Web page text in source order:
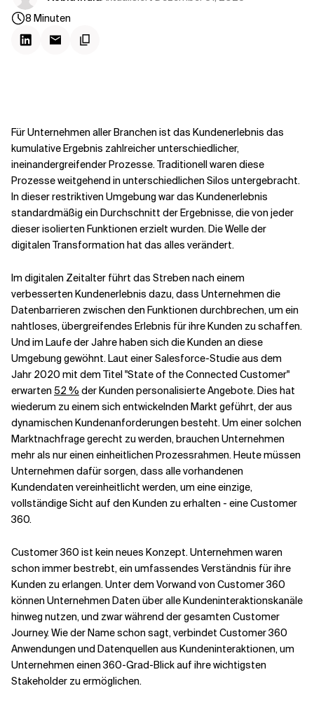
Verwandte Themen
8 Minuten
Für Unternehmen aller Branchen ist das Kundenerlebnis das
kumulative Ergebnis zahlreicher unterschiedlicher,
ineinandergreifender Prozesse. Traditionell waren diese
Prozesse weitgehend in unterschiedlichen Silos untergebracht.
In dieser restriktiven Umgebung war das Kundenerlebnis
standardmäßig ein Durchschnitt der Ergebnisse, die von jeder
dieser isolierten Funktionen erzielt wurden. Die Welle der
digitalen Transformation hat das alles verändert.
Im digitalen Zeitalter führt das Streben nach einem
verbesserten Kundenerlebnis dazu, dass Unternehmen die
Datenbarrieren zwischen den Funktionen durchbrechen, um ein
nahtloses, übergreifendes Erlebnis für ihre Kunden zu schaffen.
Und im Laufe der Jahre haben sich die Kunden an diese
Umgebung gewöhnt. Laut einer Salesforce-Studie aus dem
Jahr 2020 mit dem Titel "State of the Connected Customer"
erwarten 52 % der Kunden personalisierte Angebote. Dies hat
wiederum zu einem sich entwickelnden Markt geführt, der aus
dynamischen Kundenanforderungen besteht. Um einer solchen
Marktnachfrage gerecht zu werden, brauchen Unternehmen
mehr als nur einen einheitlichen Prozessrahmen. Heute müssen
Unternehmen dafür sorgen, dass alle vorhandenen
Kundendaten vereinheitlicht werden, um eine einzige,
vollständige Sicht auf den Kunden zu erhalten - eine Customer
360.
Customer 360 ist kein neues Konzept. Unternehmen waren
schon immer bestrebt, ein umfassendes Verständnis für ihre
Kunden zu erlangen. Unter dem Vorwand von Customer 360
können Unternehmen Daten über alle Kundeninteraktionskanäle
hinweg nutzen, und zwar während der gesamten Customer
Journey. Wie der Name schon sagt, verbindet Customer 360
Anwendungen und Datenquellen aus Kundeninteraktionen, um
Unternehmen einen 360-Grad-Blick auf ihre wichtigsten
Stakeholder zu ermöglichen.